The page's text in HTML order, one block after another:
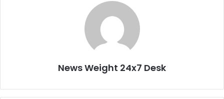
News Weight 24x7 Desk